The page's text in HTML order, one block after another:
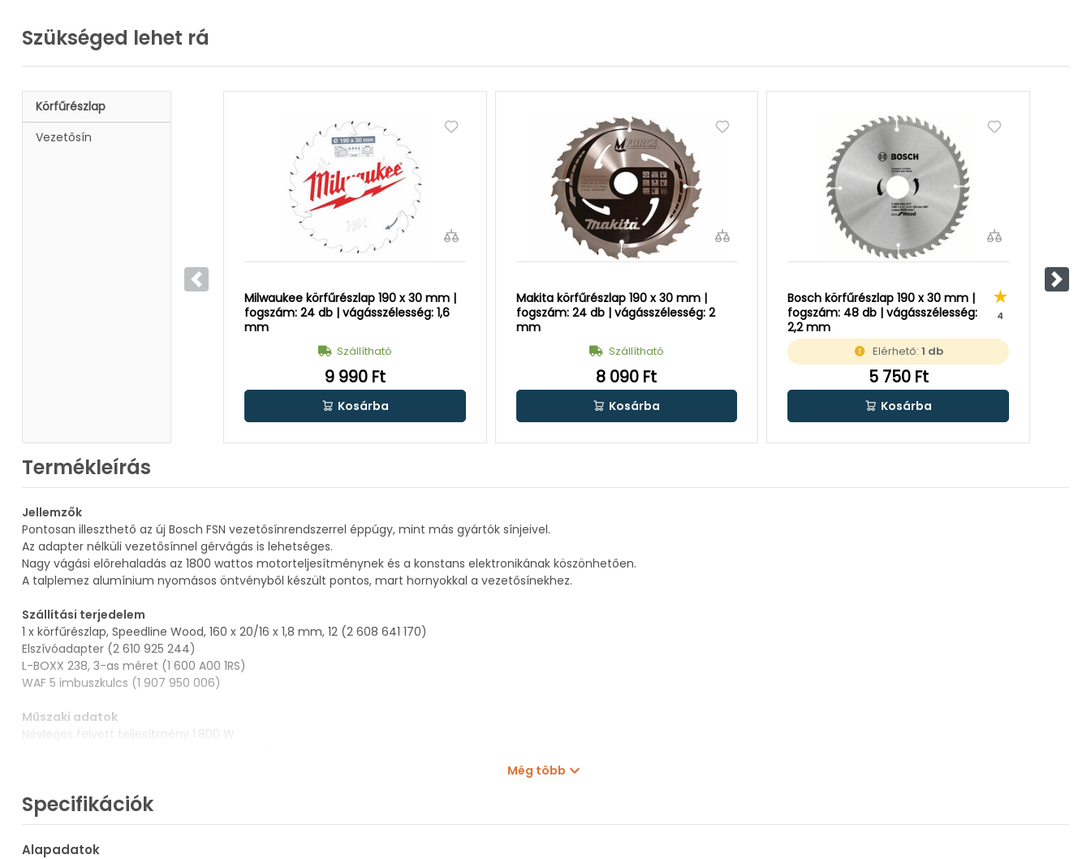
Szükséged lehet rá
Körfűrészlap
Vezetősín
Előző
Milwaukee körfűrészlap 190 x 30 mm |
fogszám: 24 db | vágásszélesség: 1,6
mm
Szállítható
9 990 Ft
Kosárba
Makita körfűrészlap 190 x 30 mm |
fogszám: 24 db | vágásszélesség: 2
mm
Szállítható
8 090 Ft
Kosárba
Bosch körfűrészlap 190 x 30 mm |
fogszám: 48 db | vágásszélesség:
2,2 mm
4
Elérhető: 1 db
5 750 Ft
Kosárba
Termékleírás
Jellemzők
Pontosan illeszthető az új Bosch FSN vezetősínrendszerrel éppúgy, mint más gyártók sínjeivel.
Az adapter nélküli vezetősínnel gérvágás is lehetséges.
Nagy vágási előrehaladás az 1800 wattos motorteljesítménynek és a konstans elektronikának köszönhetően.
A talplemez alumínium nyomásos öntvényből készült pontos, mart hornyokkal a vezetősínekhez.
Szállítási terjedelem
1 x körfűrészlap, Speedline Wood, 160 x 20/16 x 1,8 mm, 12 (2 608 641 170)
Elszívóadapter (2 610 925 244)
L-BOXX 238, 3-as méret (1 600 A00 1RS)
WAF 5 imbuszkulcs (1 907 950 006)
Műszaki adatok
Névleges felvett teljesítmény 1.800 W
Fűrészlap-Ø 190 mm
Vágási mélység (90°) 65 mm
Még több
Specifikációk
Alapadatok